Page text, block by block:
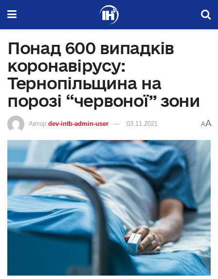
Понад 600 випадків
коронавірусу:
Тернопільщина на
порозі “червоної” зони
Автор dev-intb-admin-user 03.11.2021 AA